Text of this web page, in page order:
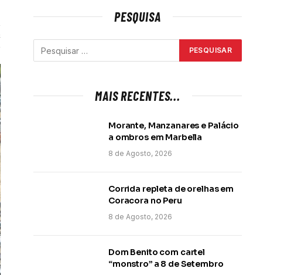
PESQUISA
MAIS RECENTES...
Morante, Manzanares e Palácio
a ombros em Marbella
8 de Agosto, 2026
Corrida repleta de orelhas em
Coracora no Peru
8 de Agosto, 2026
Dom Benito com cartel
“monstro” a 8 de Setembro